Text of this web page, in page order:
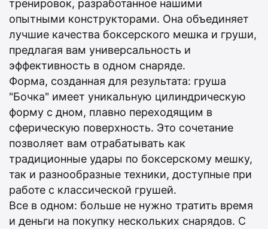
тренировок, разработанное нашими
опытными конструкторами. Она объединяет
лучшие качества боксерского мешка и груши,
предлагая вам универсальность и
эффективность в одном снаряде.
Форма, созданная для результата: груша
"Бочка" имеет уникальную цилиндрическую
форму с дном, плавно переходящим в
сферическую поверхность. Это сочетание
позволяет вам отрабатывать как
традиционные удары по боксерскому мешку,
так и разнообразные техники, доступные при
работе с классической грушей.
Все в одном: больше не нужно тратить время
и деньги на покупку нескольких снарядов. С